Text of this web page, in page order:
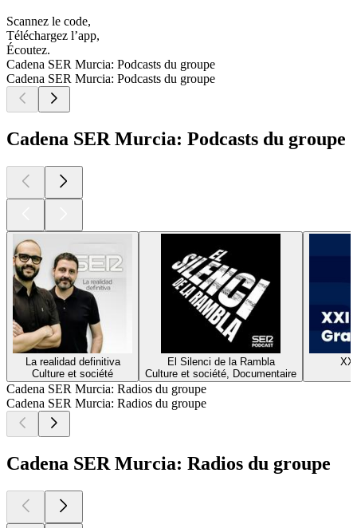
Scannez le code,
Téléchargez l’app,
Écoutez.
Cadena SER Murcia: Podcasts du groupe
Cadena SER Murcia: Podcasts du groupe
Cadena SER Murcia: Podcasts du groupe
La realidad definitiva
Culture et société
El Silenci de la Rambla
Culture et société, Documentaire
Cadena SER Murcia: Radios du groupe
Cadena SER Murcia: Radios du groupe
Cadena SER Murcia: Radios du groupe